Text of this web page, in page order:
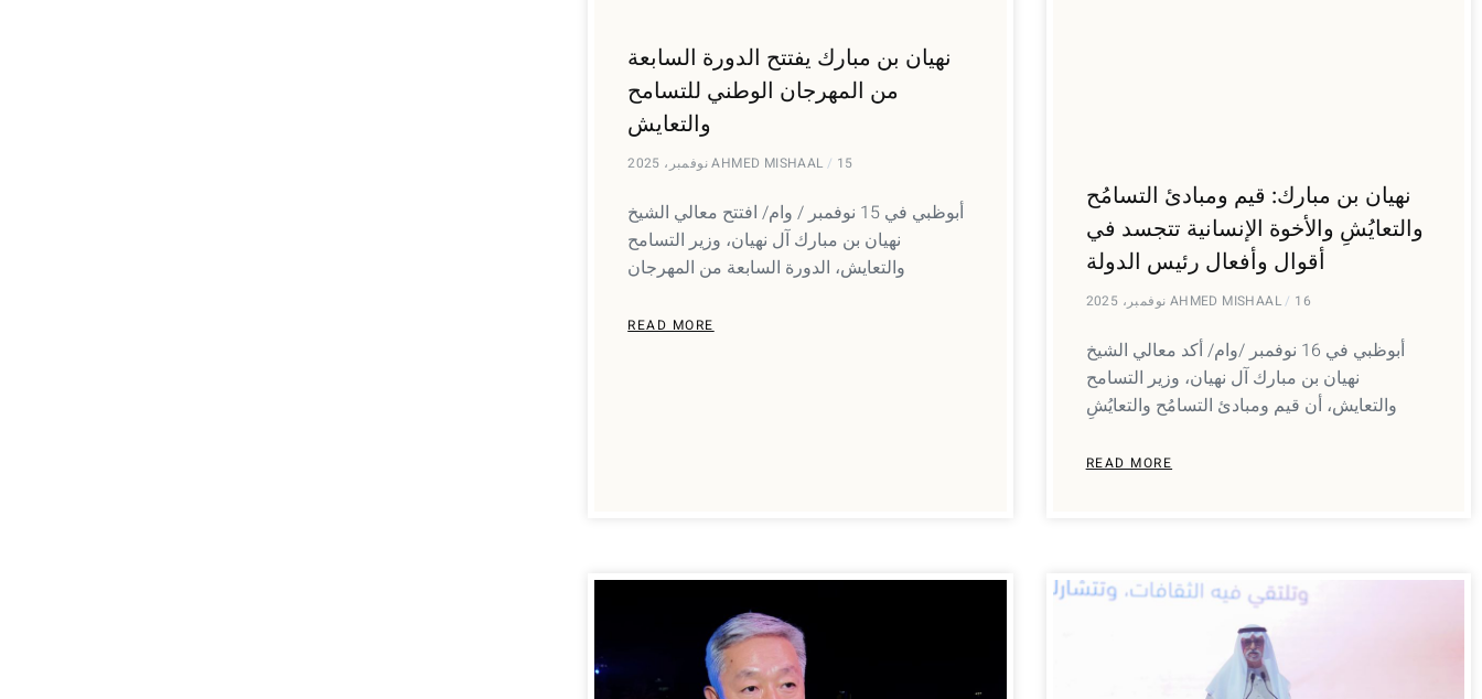
نهيان بن مبارك: قيم ومبادئ التسامُح
والتعايُشِ والأخوة الإنسانية تتجسد في
أقوال وأفعال رئيس الدولة
AHMED MISHAAL 16 نوفمبر، 2025
أبوظبي في 16 نوفمبر /وام/ أكد معالي الشيخ
نهيان بن مبارك آل نهيان، وزير التسامح
والتعايش، أن قيم ومبادئ التسامُح والتعايُشِ
READ MORE
نهيان بن مبارك يفتتح الدورة السابعة
من المهرجان الوطني للتسامح
والتعايش
AHMED MISHAAL 15 نوفمبر، 2025
أبوظبي في 15 نوفمبر / وام/ افتتح معالي الشيخ
نهيان بن مبارك آل نهيان، وزير التسامح
والتعايش، الدورة السابعة من المهرجان
READ MORE